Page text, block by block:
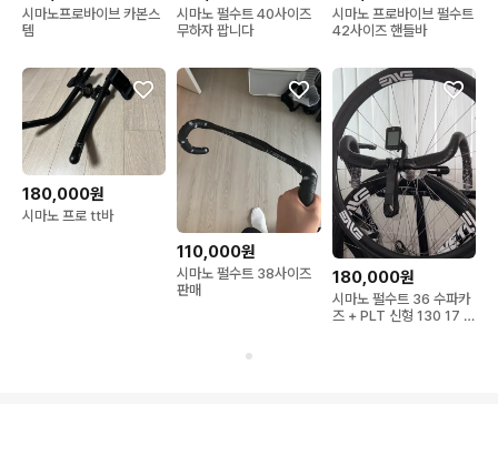
시마노프로바이브 카본스
템
시마노 펄수트 40사이즈
무하자 팝니다
시마노 프로바이브 펄수트
42사이즈 핸들바
180,000원
시마노 프로 tt바
110,000원
시마노 펄수트 38사이즈
판매
180,000원
시마노 펄수트 36 수파카
즈 + PLT 신형 130 17 핸